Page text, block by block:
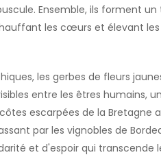
Ensemble, ils forment un
les cœurs et élevant les
les gerbes de fleurs
entre les êtres humains,
escarpées de la Bretagne
par les vignobles de
et d'espoir qui transcende